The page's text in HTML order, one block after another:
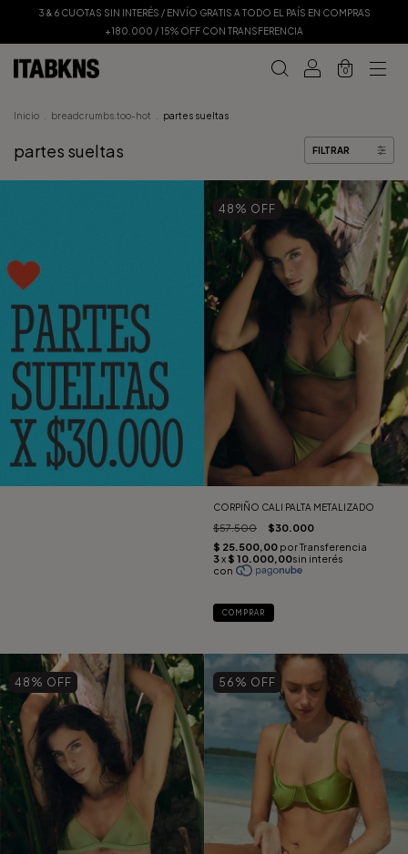
3 & 6 CUOTAS SIN INTERÉS / ENVÍO GRATIS A TODO EL PAÍS EN COMPRAS
+180.000 / 15% OFF CON TRANSFERENCIA
0
Inicio breadcrumbs.too-hot partes sueltas
partes sueltas FILTRAR
48 % OFF
CORPIÑO CALI PALTA METALIZADO
$57.500 $30.000
COMPRAR
48 % OFF 56 % OFF